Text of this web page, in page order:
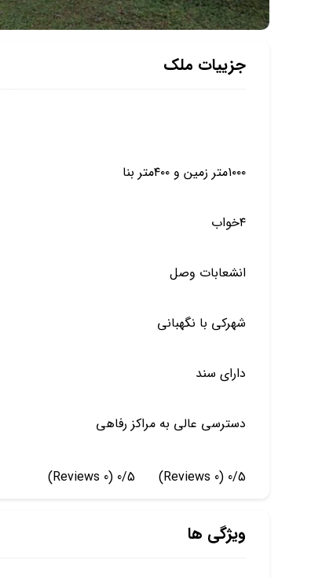
جزییات ملک
۱۰۰۰متر زمین و ۴۰۰متر بنا
۴خواب
انشعابات وصل
شهرکی با نگهبانی
دارای سند
دسترسی عالی به مراکز رفاهی
0/5
(0 Reviews)
0/5
(0 Reviews)
ویژگی ها